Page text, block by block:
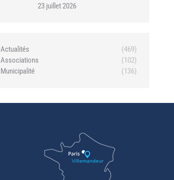
23 juillet 2026
Actualités
(469)
Associations
(102)
Municipalité
(136)